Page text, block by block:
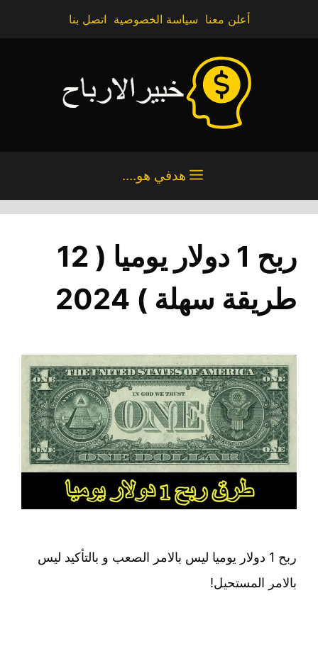
أعلن معنا سياسة الخصوصية اتصل بنا
هدفي هو....
ربح 1 دولار يوميا ( 12
طريقة سهلة ) 2024
ربح 1 دولار يوميا ليس بالامر الصعب و بالتأكيد ليس
بالامر المستحيل!